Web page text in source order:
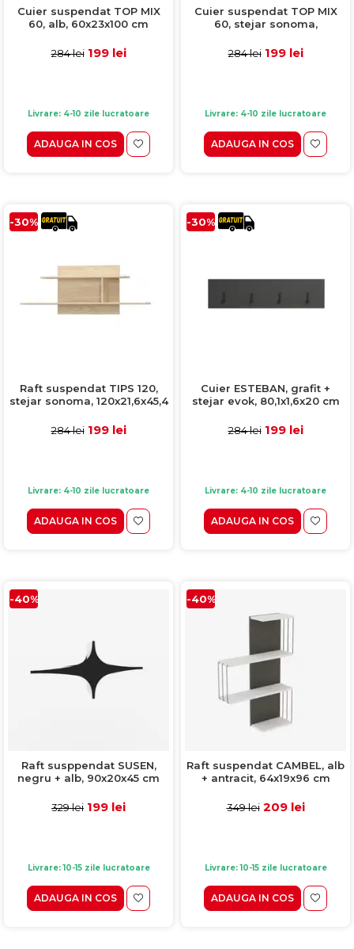
Cuier suspendat TOP MIX
60, alb, 60x23x100 cm
284 lei 199 lei
Livrare: 4-10 zile lucratoare
ADAUGA IN COS
Cuier suspendat TOP MIX
60, stejar sonoma,
284 lei 199 lei
Livrare: 4-10 zile lucratoare
ADAUGA IN COS
-30%
Raft suspendat TIPS 120,
stejar sonoma, 120x21,6x45,4
284 lei 199 lei
Livrare: 4-10 zile lucratoare
ADAUGA IN COS
-30%
Cuier ESTEBAN, grafit +
stejar evok, 80,1x1,6x20 cm
284 lei 199 lei
Livrare: 4-10 zile lucratoare
ADAUGA IN COS
-40%
Raft susppendat SUSEN,
negru + alb, 90x20x45 cm
329 lei 199 lei
Livrare: 10-15 zile lucratoare
ADAUGA IN COS
-40%
Raft suspendat CAMBEL, alb
+ antracit, 64x19x96 cm
349 lei 209 lei
Livrare: 10-15 zile lucratoare
ADAUGA IN COS